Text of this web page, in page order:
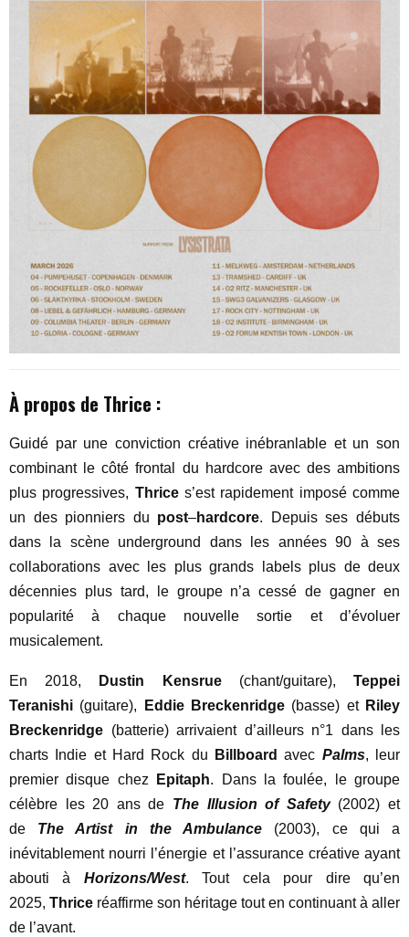
À propos de Thrice :
Guidé par une conviction créative inébranlable et un son
combinant le côté frontal du hardcore avec des ambitions
plus progressives, Thrices’est rapidement imposé comme
un des pionniers du post–hardcore. Depuis ses débuts
dans la scène underground dans les années 90 à ses
collaborations avec les plus grands labels plus de deux
décennies plus tard, le groupe n’a cessé de gagner en
popularité à chaque nouvelle sortie et d’évoluer
musicalement.
En 2018, Dustin Kensrue(chant/guitare),Teppei
Teranishi (guitare), Eddie Breckenridge (basse) et Riley
Breckenridge (batterie) arrivaient d’ailleurs n°1 dans les
charts Indie et Hard Rock du
Billboardavec Palms, leur
premier disque chez
Epitaph. Dans la foulée, le groupe
célèbre les 20 ans de The Illusion of Safety(2002) et
de The Artist in the Ambulance (2003), ce qui a
inévitablement nourri l’énergie et l’assurance créative ayant
abouti à Horizons/West. Tout cela pour dire qu’en
2025, Thrice réaffirme son héritage tout en continuant à aller
de l’avant.